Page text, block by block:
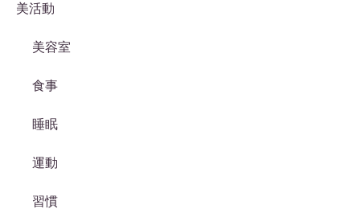
美活動
美容室
食事
睡眠
運動
習慣